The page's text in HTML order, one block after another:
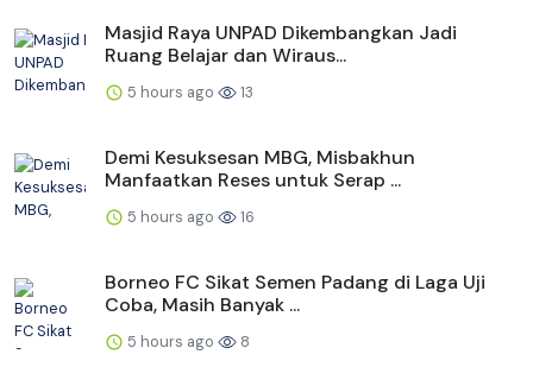
Masjid Raya UNPAD Dikembangkan Jadi
Ruang Belajar dan Wiraus...
5 hours ago 13
Demi Kesuksesan MBG, Misbakhun
Manfaatkan Reses untuk Serap ...
5 hours ago 16
Borneo FC Sikat Semen Padang di Laga Uji
Coba, Masih Banyak ...
5 hours ago 8